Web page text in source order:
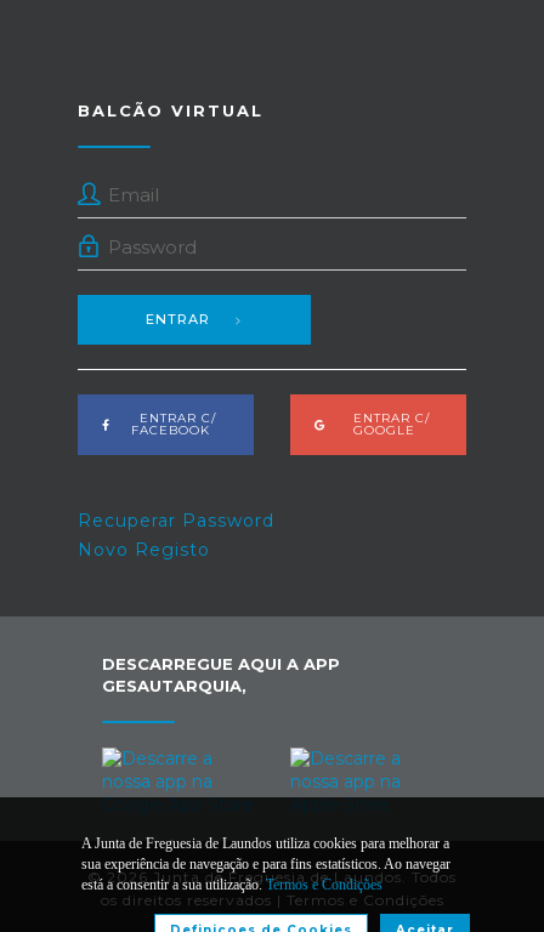
BALCÃO VIRTUAL
ENTRAR
ENTRAR C/
FACEBOOK
ENTRAR C/
GOOGLE
Recuperar Password
Novo Registo
DESCARREGUE AQUI A APP
GESAUTARQUIA,
© 2026 Junta de Freguesia de Laundos. Todos
os direitos reservados | Termos e Condições
A Junta de Freguesia de Laundos utiliza cookies para melhorar a
sua experiência de navegação e para fins estatísticos. Ao navegar
está a consentir a sua utilização. Termos e Condições